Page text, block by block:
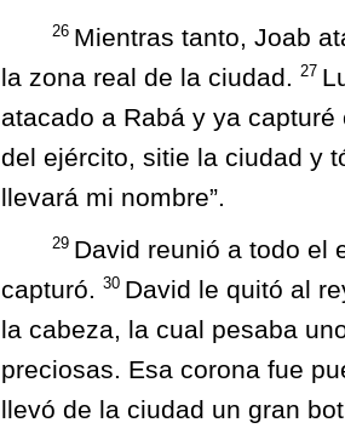
26 Mientras tanto, Joab
la zona real de la ciudad. 27
atacado a Rabá y ya
del ejército, sitie la ciudad y
llevará mi nombre”.
29 David reunió a todo el
capturó. 30 David le quitó al
la cabeza, la cual pesaba
preciosas. Esa corona fue
llevó de la ciudad un gran